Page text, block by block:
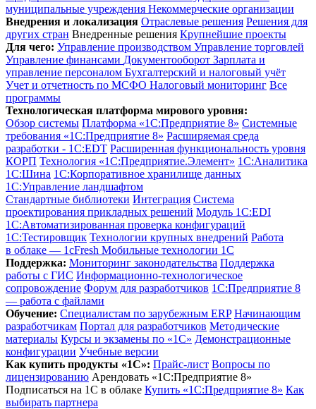
муниципальные учреждения Некоммерческие организации
Внедрения и локализация Отраслевые решения Решения для
других стран Внедренные решения Крупнейшие проекты
Для чего: Управление производством Управление торговлей
Управление финансами Документооборот Зарплата и
управление персоналом Бухгалтерский и налоговый учёт
Учет и отчетность по МСФО Налоговый мониторинг Все
программы
Технологическая платформа мирового уровня:
Обзор системы Платформа «1С:Предприятие 8» Системные
требования «1С:Предприятие 8» Расширяемая среда
разработки - 1C:EDT Расширенная функциональность уровня
КОРП Технология «1С:Предприятие.Элемент» 1C:Аналитика
1С:Шина 1С:Корпоративное хранилище данных
1С:Управление ландшафтом
Стандартные библиотеки Интеграция Система
проектирования прикладных решений Модуль 1C:EDI
1С:Автоматизированная проверка конфигураций
1С:Тестировщик Технологии крупных внедрений Работа
в облаке — 1cFresh Мобильные технологии 1С
Поддержка: Мониторинг законодательства Поддержка
работы с ГИС Информационно-технологическое
сопровождение Форум для разработчиков 1С:Предприятие 8
— работа с файлами
Обучение: Cпециалистам по зарубежным ERP Начинающим
разработчикам Портал для разработчиков Методические
материалы Курсы и экзамены по «1С» Демонстрационные
конфигурации Учебные версии
Как купить продукты «1С»: Прайс-лист Вопросы по
лицензированию Арендовать «1С:Предприятие 8»
Подписаться на 1С в облаке Купить «1С:Предприятие 8» Как
выбирать партнера